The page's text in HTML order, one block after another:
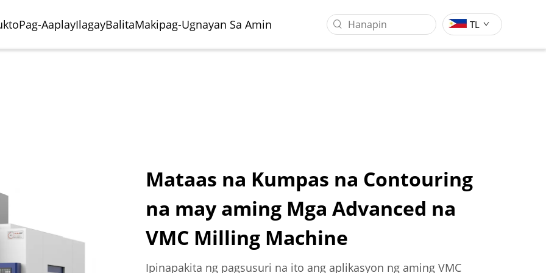
Ng Paghuhukay
Sentro Ng Paghuhukay
Sentro Ng Pagsasangkot Ng
Pag-Aaplay
Ng Paggawa Ng
Paggawa Ng Eroplano
Industriya Ng Pagproseso Ng
IlagayBalitaMakipag-Ugnayan Sa Amin TL
Mataas na Kumpas na Contouring
na may aming Mga Advanced na
VMC Milling Machine
Ipinapakita ng pagsusuri na ito ang aplikasyon ng aming VMC